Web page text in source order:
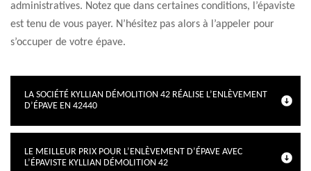
administratives. Notez que dans certaines conditions, l’épaviste
est tenu de vous payer. N’hésitez pas alors à l’appeler pour
s’occuper de votre épave.
LA SOCIÉTÉ KYLLIAN DÉMOLITION 42 RÉALISE L’ENLÈVEMENT
D’ÉPAVE EN 42440
LE MEILLEUR PRIX POUR L’ENLÈVEMENT D’ÉPAVE AVEC
L’ÉPAVISTE KYLLIAN DÉMOLITION 42